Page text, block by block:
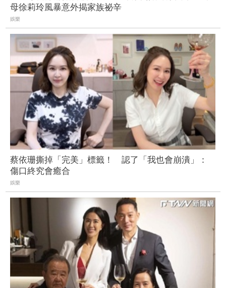
母徐莉玲風暴意外揭家族祕辛
娛樂
蔡依珊撕掉「完美」標籤！ 認了「我也會崩潰」：
傷口終究會癒合
娛樂